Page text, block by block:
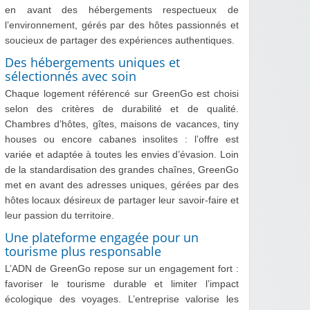
en avant des hébergements respectueux de
l’environnement, gérés par des hôtes passionnés et
soucieux de partager des expériences authentiques.
Des hébergements uniques et
sélectionnés avec soin
Chaque logement référencé sur GreenGo est choisi
selon des critères de durabilité et de qualité.
Chambres d’hôtes, gîtes, maisons de vacances, tiny
houses ou encore cabanes insolites : l’offre est
variée et adaptée à toutes les envies d’évasion. Loin
de la standardisation des grandes chaînes, GreenGo
met en avant des adresses uniques, gérées par des
hôtes locaux désireux de partager leur savoir-faire et
leur passion du territoire.
Une plateforme engagée pour un
tourisme plus responsable
L’ADN de GreenGo repose sur un engagement fort :
favoriser le tourisme durable et limiter l’impact
écologique des voyages. L’entreprise valorise les